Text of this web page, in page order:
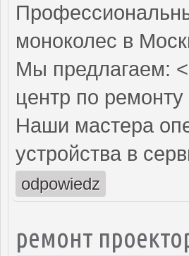
моноколес в
Мы предлагаем:
центр по ремонту
Наши мастера
устройства в
odpowiedz
ремонт